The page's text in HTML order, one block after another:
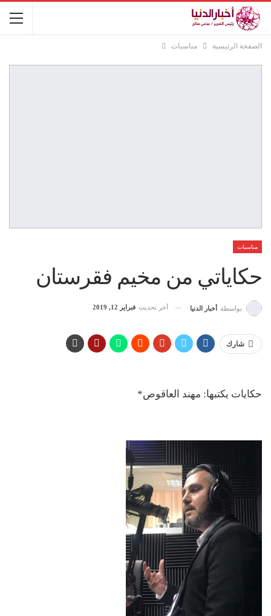
الصفحة الرئيسية مناسبات
مناسبات
حكاياتي من مخيم فقرستان
بواسطة أخبار الدنيا آخر تحديث فبراير 12, 2019
شارك
حكايات يكتبها: مهند العاقوص*